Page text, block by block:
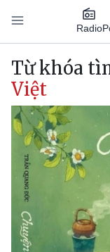
Nhảy đến nội dung
Radio
Main
Từ khóa
Việt